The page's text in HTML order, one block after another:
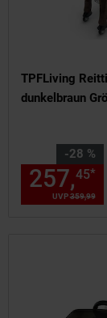
€
TPFLiving
dunkelbraun
-28 %
Sie Sparen 28
UVP359,99
257,45*